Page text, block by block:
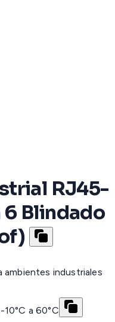
RJ45-
Blindado
ambientes industriales
a 60°C